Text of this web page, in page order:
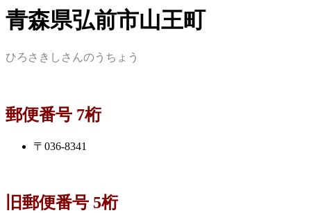
青森県弘前市山王町
ひろさきしさんのうちょう
郵便番号 7桁
〒036-8341
旧郵便番号 5桁